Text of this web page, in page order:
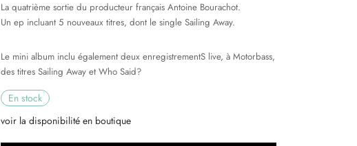
La quatrième sortie du producteur français Antoine Bourachot.
Un ep incluant 5 nouveaux titres, dont le single Sailing Away.
Le mini album inclu également deux enregistrementS live, à Motorbass,
des titres Sailing Away et Who Said?
En stock
voir la disponibilité en boutique